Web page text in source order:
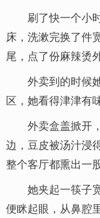
刷了快一个小
床，洗漱完换了件
尾，点了份麻辣烫外
外卖到的时候
区，她看得津津有味
外卖盒盖掀开
边，豆皮被汤汁浸
整个客厅都熏出一
她夹起一筷子
便眯起眼，从鼻腔